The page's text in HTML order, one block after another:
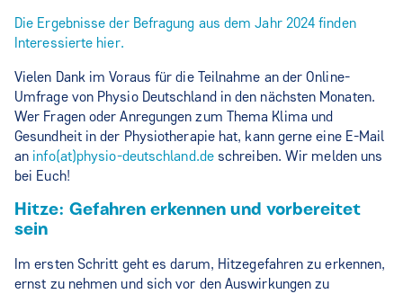
Die Ergebnisse der Befragung aus dem Jahr 2024 finden
Interessierte hier.
Vielen Dank im Voraus für die Teilnahme an der Online-
Umfrage von Physio Deutschland in den nächsten Monaten.
Wer Fragen oder Anregungen zum Thema Klima und
Gesundheit in der Physiotherapie hat, kann gerne eine E-Mail
an info(at)physio-deutschland.de schreiben. Wir melden uns
bei Euch!
Hitze: Gefahren erkennen und vorbereitet
sein
Im ersten Schritt geht es darum, Hitzegefahren zu erkennen,
ernst zu nehmen und sich vor den Auswirkungen zu